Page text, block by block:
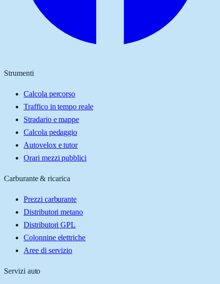
Strumenti
Calcola percorso
Traffico in tempo reale
Stradario e mappe
Calcola pedaggio
Autovelox e tutor
Orari mezzi pubblici
Carburante & ricarica
Prezzi carburante
Distributori metano
Distributori GPL
Colonnine elettriche
Aree di servizio
Servizi auto